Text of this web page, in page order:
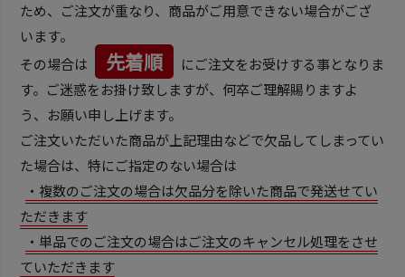
ため、ご注文が重なり、商品がご用意できない場合がござ
います。
その場合は
先着順
にご注文をお受けする事となりま
す。ご迷惑をお掛け致しますが、何卒ご理解賜りますよ
う、お願い申し上げます。
ご注文いただいた商品が上記理由などで欠品してしまってい
た場合は、特にご指定のない場合は
・複数のご注文の場合は欠品分を除いた商品で発送せてい
ただきます
・単品でのご注文の場合はご注文のキャンセル処理をさせ
ていただきます